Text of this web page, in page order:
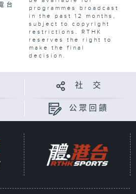
台
programmes broadcast
in the past 12 months,
subject to copyright
restrictions. RTHK
reserves the right to
make the final
decision.
社 交
公眾回饋